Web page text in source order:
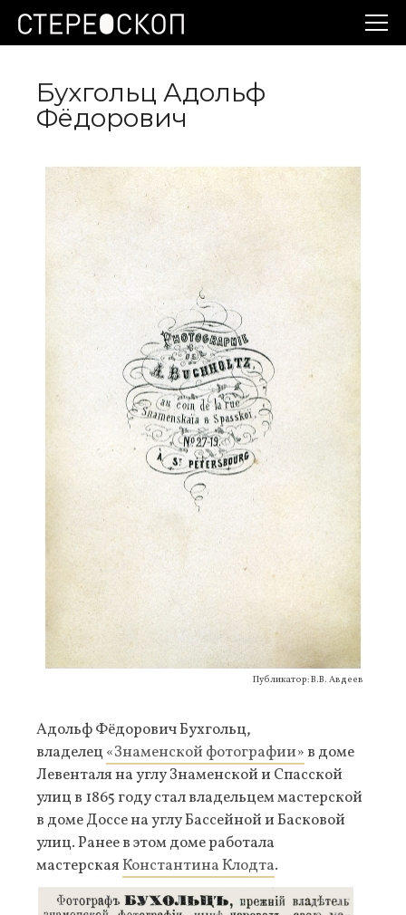
Бухгольц Адольф
Фёдорович
Публикатор: В.В. Авдеев
Адольф Фёдорович Бухгольц,
владелец «Знаменской фотографии» в доме
Левенталя на углу Знаменской и Спасской
улиц в 1865 году стал владельцем мастерской
в доме Доссе на углу Бассейной и Басковой
улиц. Ранее в этом доме работала
мастерскаяКонстантина Клодта.